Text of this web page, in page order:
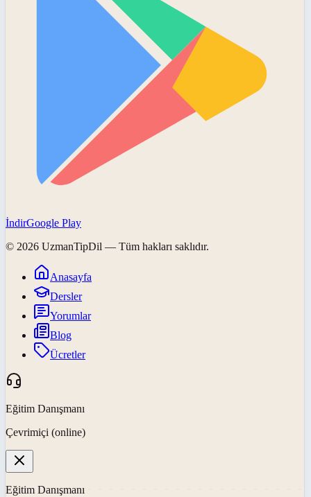
İndirGoogle Play
© 2026 UzmanTipDil — Tüm hakları saklıdır.
Anasayfa
Dersler
Yorumlar
Blog
Ücretler
Eğitim Danışmanı
Çevrimiçi (online)
Eğitim Danışmanı